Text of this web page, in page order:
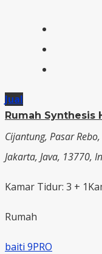
Jual
Rumah Synthesis
Cijantung, Pasar
Jakarta, Java, 13770,
Kamar Tidur: 3 + 1
Rumah
baiti 9PRO